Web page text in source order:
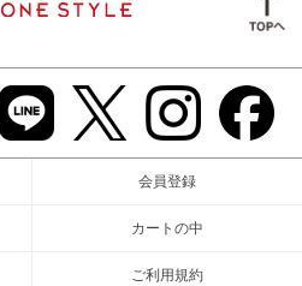
会員登録
カートの中
ご利用規約